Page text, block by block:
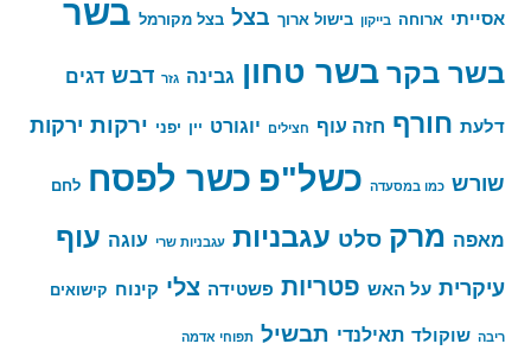
אסייתי ארוחה בייקון בישול ארוך בצל בצל מקורמל בשר
בשר בקר בשר טחון גבינה גזר דבש דגים
דלעת חורף חזה עוף חצילים יוגורט יין יפני ירקות ירקות
שורש כמו במסעדה כשל"פ כשר לפסח לחם
מאפה מרק סלט עגבניות עגבניות שרי עוגה עוף
עיקרית על האש פטריות פשטידה צלי קינוח קישואים
ריבה שוקולד תאילנדי תבשיל תפוחי אדמה